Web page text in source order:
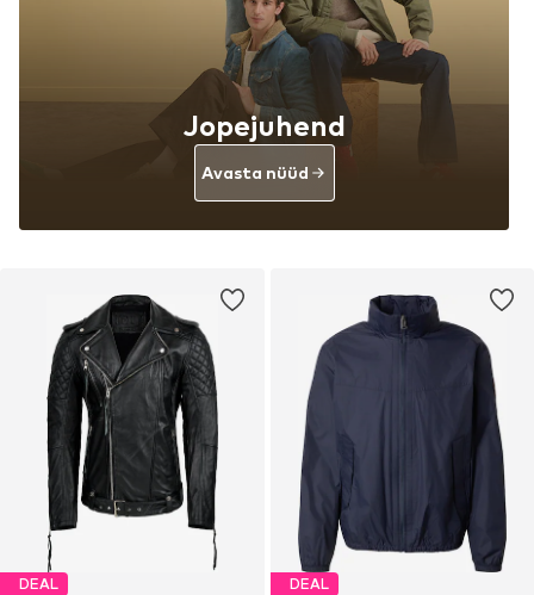
DEAL DEAL
Jopejuhend
Avasta nüüd